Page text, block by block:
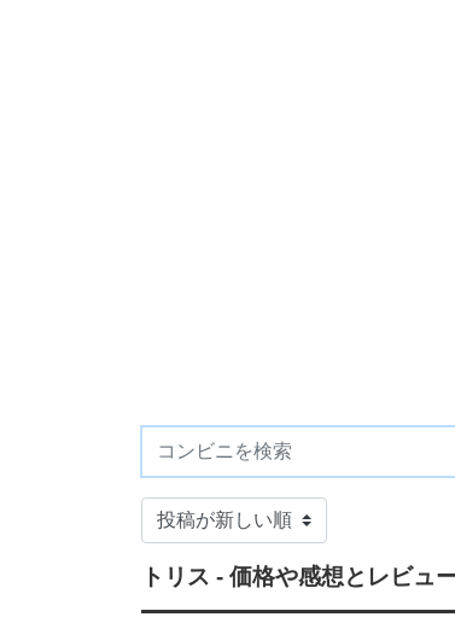
トリス - 価格や感想とレビュ